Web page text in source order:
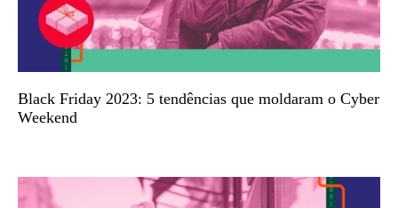
Black Friday 2023: 5 tendências que moldaram o Cyber
Weekend